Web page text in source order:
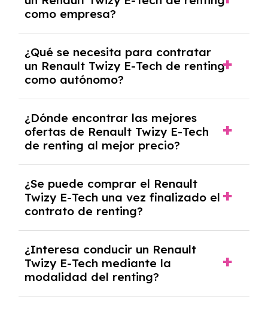
crediticia y un pago inicial.
como empresa?
documentación financiera y, en algunos
casos, un informe de solvencia de la empresa
y un pago inicial.
¿Qué se necesita para contratar
un Renault Twizy E-Tech de renting
como autónomo?
autónomos, justificante de ingresos y, en
algunos casos, un informe fiscal y un pago
inicial.
¿Dónde encontrar las mejores
ofertas de Renault Twizy E-Tech
de renting al mejor precio?
mejores ofertas de vehículos de renting con
todos los gastos incluidos y sin pagar
entradas.
¿Se puede comprar el Renault
Twizy E-Tech una vez finalizado el
contrato de renting?
renting se puede adquirir el coche. En este
caso tendrán que analizar los años, la
cantidad de kilómetros recorridos y el coste
del mercado actual.
¿Interesa conducir un Renault
Twizy E-Tech mediante la
modalidad del renting?